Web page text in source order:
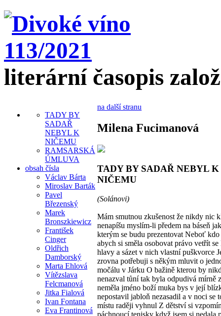
literární časopis
TADY BY
SADAŘ
NEBYL K
NIČEMU
RAMSARSKÁ
ÚMLUVA
obsah čísla
Václav Bárta
Miroslav Barták
Pavel
Březenský
Marek
Bronszkiewicz
František
Cinger
Oldřich
Damborský
Marta Ehlová
Vítězslava
Felcmanová
Jitka Fialová
Ivan Fontana
Eva Frantinová
na další stranu
Milena Fucimanová
TADY BY SADAŘ NEBYL K
NIČEMU
(Solánovi)
Mám smutnou zkušenost že nikdy nic
nenapíšu myslím-li předem na báseň
kterým se budu prezentovat Neboť kdo
abych si směla osobovat právo vetřít
hlavy a sázet v nich vlastní puškvorce
zrovna potřebuji s někým mluvit o
močálu v Járku O bažině kterou by
nenazval tůní tak byla odpudivá mírně
neměla jméno boží muka bys v její
nepostavil jabloň nezasadil a v noci se
místu raději vyhnul Z dětství si